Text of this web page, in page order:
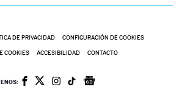
DE PRIVACIDAD CONFIGURACIÓN DE COOKIES
COOKIES ACCESIBILIDAD CONTACTO